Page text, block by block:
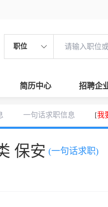
职位
简历中心 招聘企
一句话求职信息 [我
保安 (一句话求职)